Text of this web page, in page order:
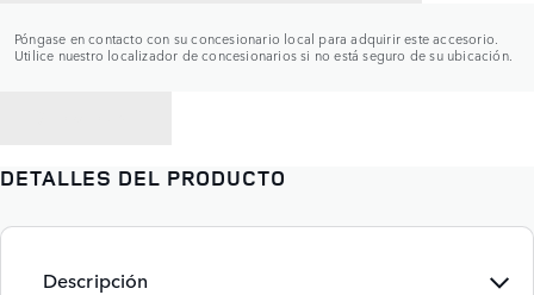
Póngase en contacto con su concesionario local para adquirir este accesorio.
Utilice nuestro localizador de concesionarios si no está seguro de su ubicación.
DETALLES DEL PRODUCTO
Descripción